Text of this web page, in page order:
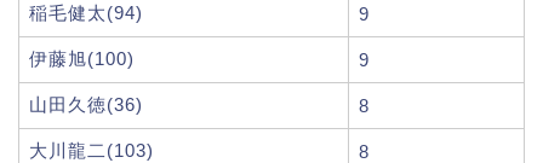
稲毛健太(94) 9
伊藤旭(100) 9
山田久徳(36) 8
大川龍二(103) 8